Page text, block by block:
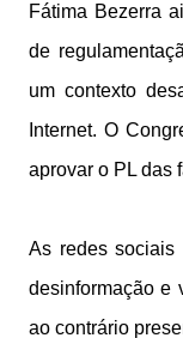
Fátima Bezerra
de
um contexto
Internet. O
aprovar o PL das
As redes sociais
desinformação e
ao contrário